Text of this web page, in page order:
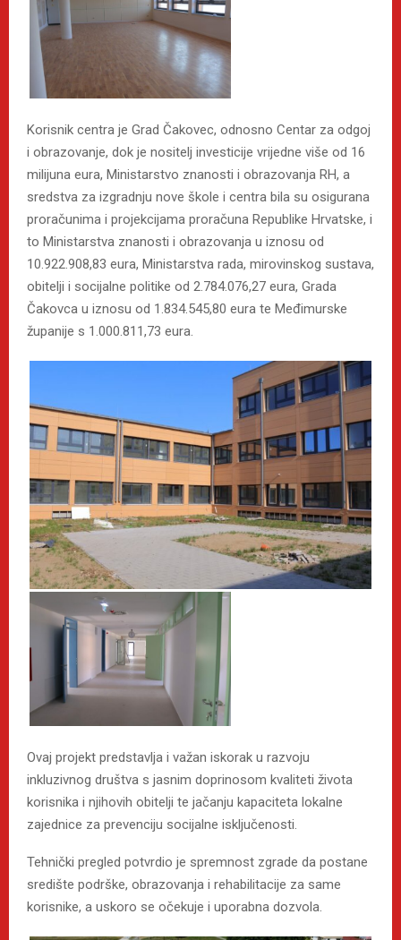
Korisnik centra je Grad Čakovec, odnosno Centar za odgoj
i obrazovanje, dok je nositelj investicije vrijedne više od 16
milijuna eura, Ministarstvo znanosti i obrazovanja RH, a
sredstva za izgradnju nove škole i centra bila su osigurana
proračunima i projekcijama proračuna Republike Hrvatske, i
to Ministarstva znanosti i obrazovanja u iznosu od
10.922.908,83 eura, Ministarstva rada, mirovinskog sustava,
obitelji i socijalne politike od 2.784.076,27 eura, Grada
Čakovca u iznosu od 1.834.545,80 eura te Međimurske
županije s 1.000.811,73 eura.
Ovaj projekt predstavlja i važan iskorak u razvoju
inkluzivnog društva s jasnim doprinosom kvaliteti života
korisnika i njihovih obitelji te jačanju kapaciteta lokalne
zajednice za prevenciju socijalne isključenosti.
Tehnički pregled potvrdio je spremnost zgrade da postane
središte podrške, obrazovanja i rehabilitacije za same
korisnike, a uskoro se očekuje i uporabna dozvola.